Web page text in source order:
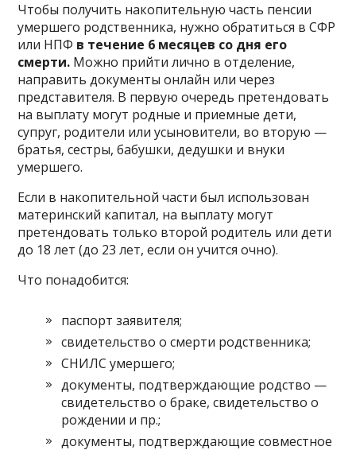
Чтобы получить накопительную часть пенсии
умершего родственника, нужно обратиться в СФР
или НПФ в течение 6 месяцев со дня его
смерти. Можно прийти лично в отделение,
направить документы онлайн или через
представителя. В первую очередь претендовать
на выплату могут родные и приемные дети,
супруг, родители или усыновители, во вторую —
братья, сестры, бабушки, дедушки и внуки
умершего.
Если в накопительной части был использован
материнский капитал, на выплату могут
претендовать только второй родитель или дети
до 18 лет (до 23 лет, если он учится очно).
Что понадобится:
паспорт заявителя;
свидетельство о смерти родственника;
СНИЛС умершего;
документы, подтверждающие родство —
свидетельство о браке, свидетельство о
рождении и пр.;
документы, подтверждающие совместное